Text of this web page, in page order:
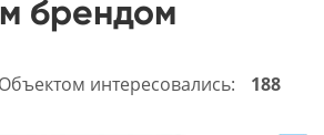
брендом
Объектом интересовались: 188